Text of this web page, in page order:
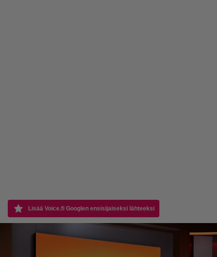
Lisää Voice.fi Googlen ensisijaiseksi lähteeksi